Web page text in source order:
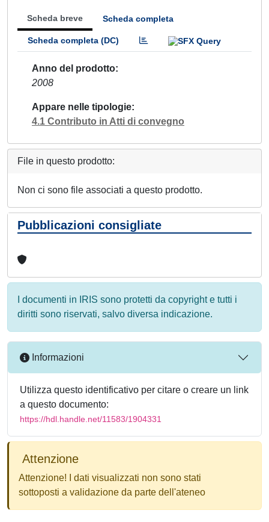
Scheda breve Scheda completa
Scheda completa (DC)
Anno del prodotto
2008
Appare nelle tipologie
4.1 Contributo in Atti di convegno
File in questo prodotto:
Non ci sono file associati a questo prodotto.
Pubblicazioni consigliate
I documenti in IRIS sono protetti da copyright e tutti i
diritti sono riservati, salvo diversa indicazione.
Informazioni
Utilizza questo identificativo per citare o creare un link
a questo documento:
https://hdl.handle.net/11583/1904331
Attenzione
Attenzione! I dati visualizzati non sono stati
sottoposti a validazione da parte dell'ateneo